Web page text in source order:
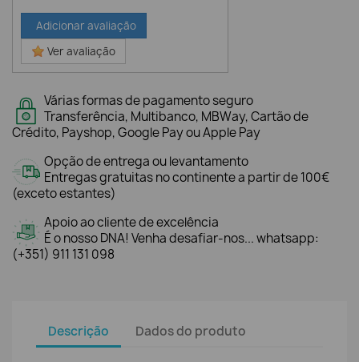
Adicionar avaliação
Ver avaliação
Várias formas de pagamento seguro
Transferência, Multibanco, MBWay, Cartão de
Crédito, Payshop, Google Pay ou Apple Pay
Opção de entrega ou levantamento
Entregas gratuitas no continente a partir de 100€
(exceto estantes)
Apoio ao cliente de excelência
É o nosso DNA! Venha desafiar-nos... whatsapp:
(+351) 911 131 098
Descrição Dados do produto